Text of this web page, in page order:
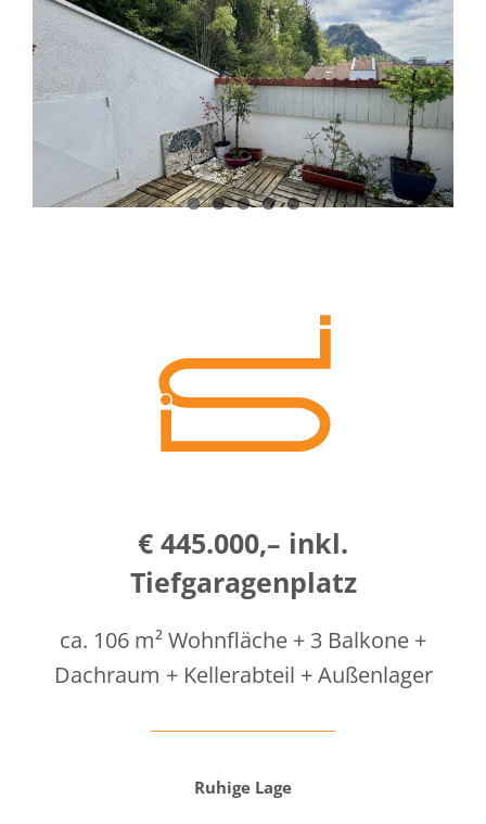
€ 445.000,– inkl.
Tiefgaragenplatz
ca. 106 m² Wohnfläche + 3 Balkone +
Dachraum + Kellerabteil + Außenlager
Ruhige Lage